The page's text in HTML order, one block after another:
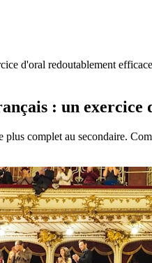
d'oral redoutablement efficace
: un
complet au secondaire.